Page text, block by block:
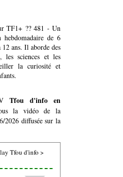
TF1+ ?? 481 - Un
hebdomadaire de 6
ans. Il aborde des
les sciences et les
la curiosité et
Tfou d'info en
la vidéo de la
2026 diffusée sur la
Tfou d'info >